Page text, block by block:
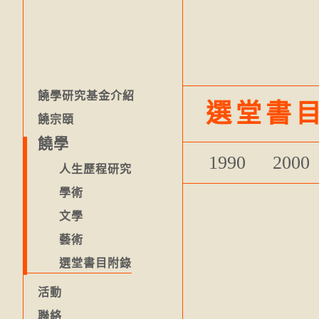
饒學研究基金介紹
饒宗頤
饒學
人生歷程研究
學術
​文學
藝術
選堂書目附錄
活動
聯絡
選堂書
1990 2000